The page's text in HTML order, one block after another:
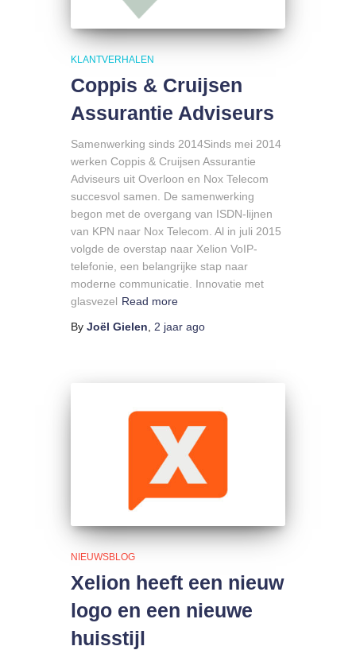
KLANTVERHALEN
Coppis & Cruijsen
Assurantie Adviseurs
Samenwerking sinds 2014Sinds mei 2014
werken Coppis & Cruijsen Assurantie
Adviseurs uit Overloon en Nox Telecom
succesvol samen. De samenwerking
begon met de overgang van ISDN-lijnen
van KPN naar Nox Telecom. Al in juli 2015
volgde de overstap naar Xelion VoIP-
telefonie, een belangrijke stap naar
moderne communicatie. Innovatie met
glasvezel Read more
By Joël Gielen 2 jaar ago
NIEUWSBLOG
Xelion heeft een nieuw
logo en een nieuwe
huisstijl